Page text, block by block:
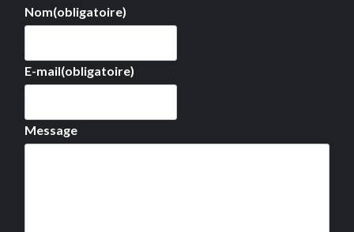
Nom(obligatoire)
E-mail(obligatoire)
Message